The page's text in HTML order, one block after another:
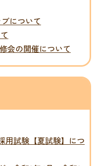
について
会の開催について
用試験【夏試験】につ